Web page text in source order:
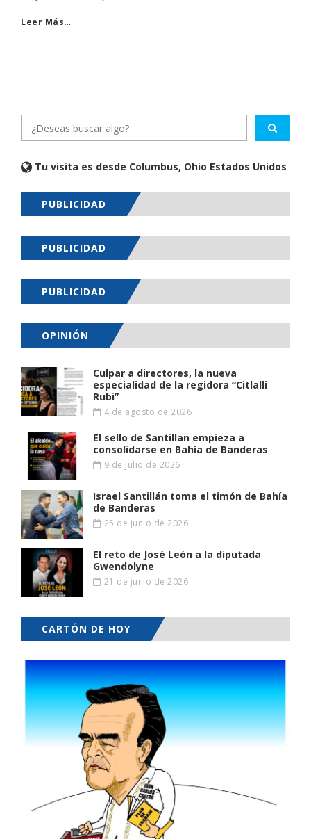
Leer Más…
Tu visita es desde Columbus, Ohio Estados Unidos
PUBLICIDAD
PUBLICIDAD
PUBLICIDAD
OPINIÓN
Culpar a directores, la nueva
especialidad de la regidora “Citlalli
Rubi”
4 de agosto de 2026
El sello de Santillan empieza a
consolidarse en Bahía de Banderas
9 de julio de 2026
Israel Santillán toma el timón de Bahía
de Banderas
25 de junio de 2026
El reto de José León a la diputada
Gwendolyne
21 de junio de 2026
CARTÓN DE HOY